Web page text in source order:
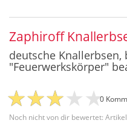
Zaphiroff
deutsche
"Feuerwerkskörper"
Noch nicht von dir bewertet:
0